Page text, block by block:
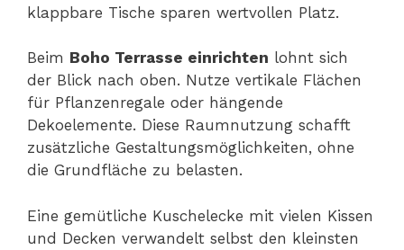
klappbare Tische sparen wertvollen Platz.
Beim Boho Terrasse einrichten lohnt sich
der Blick nach oben. Nutze vertikale Flächen
für Pflanzenregale oder hängende
Dekoelemente. Diese Raumnutzung schafft
zusätzliche Gestaltungsmöglichkeiten, ohne
die Grundfläche zu belasten.
Eine gemütliche Kuschelecke mit vielen Kissen
und Decken verwandelt selbst den kleinsten